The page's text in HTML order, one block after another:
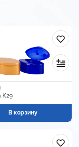
К29
В корзину